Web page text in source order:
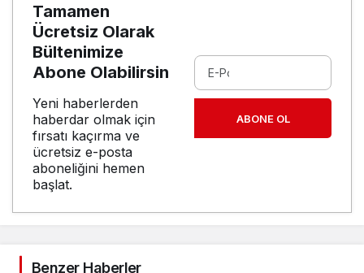
Tamamen
Ücretsiz Olarak
Bültenimize
Abone Olabilirsin
Yeni haberlerden
haberdar olmak için
fırsatı kaçırma ve
ücretsiz e-posta
aboneliğini hemen
başlat.
ABONE OL
Benzer Haberler